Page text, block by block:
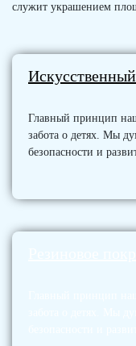
служит украшением
Главный принцип
забота о детях. Мы
безопасности и